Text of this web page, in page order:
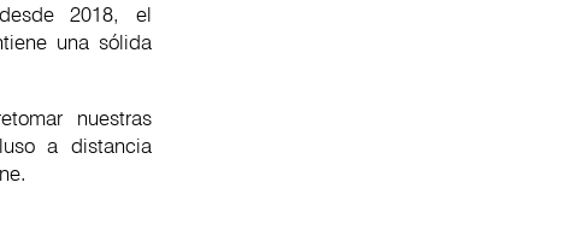
2018, el
una sólida
nuestras
a distancia